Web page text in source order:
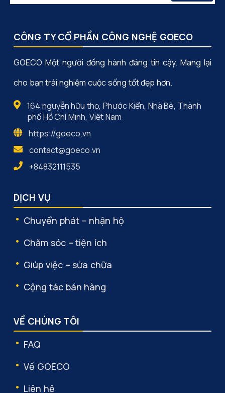
CÔNG TY CỔ PHẦN CÔNG NGHỆ GOECO
GOECO Một người đồng hành đáng tin cậy. Mang lại
cho bạn trải nghiệm cuộc sống tốt đẹp hơn.
164 nguyễn hữu thọ, Phước Kiển, Nhà Bè, Thành
phố Hồ Chí Minh, Việt Nam
https://goeco.vn
contact@goeco.vn
+84832111535
DỊCH VỤ
Chuyển phát – nhận hộ
Chăm sóc – tiện ích
Giúp việc – sửa chữa
Cộng tác bán hàng
VỀ CHÚNG TÔI
FAQ
Về GOECO
Liên hệ